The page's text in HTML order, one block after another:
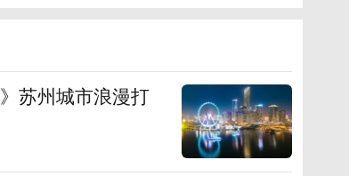
苏州城市浪漫打